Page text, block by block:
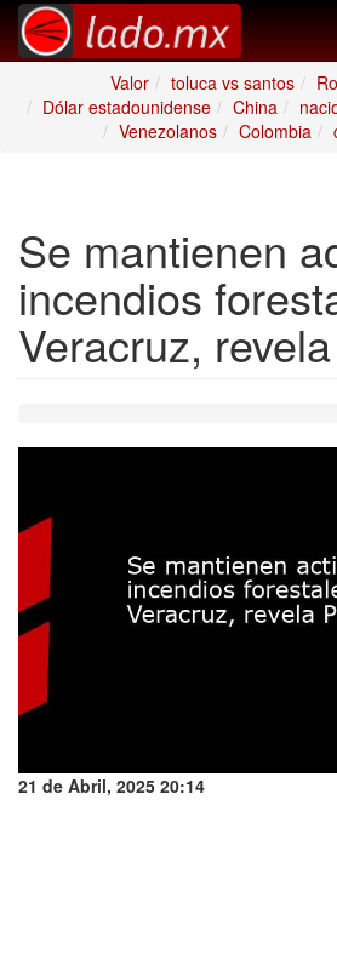
Valor
toluca vs santos
Dólar estadounidense
China
Venezolanos
Colombia
Se mantienen
incendios
Veracruz,
21 de Abril, 2025 20:14